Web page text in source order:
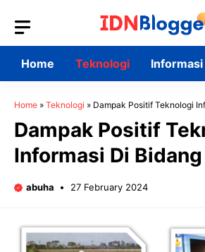
content
Home
Teknologi Informasi
Home » Teknologi » Dampak Positif Teknologi
Dampak Positif
Informasi Di
abuha 27 February 2024